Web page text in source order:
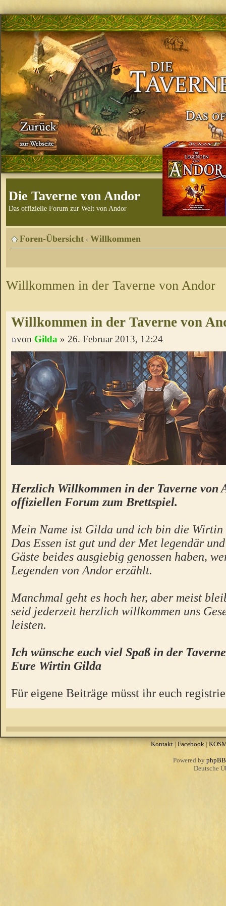
Die Taverne von Andor
Das offizielle Forum zur Welt von Andor
Foren-Übersicht ‹ Willkommen
Willkommen in der Taverne von Andor
Willkommen in der Taverne von
von Gilda » 26. Februar 2013, 12:24
Herzlich Willkommen in der Taverne von
offiziellen Forum zum Brettspiel.
Mein Name ist Gilda und ich bin die Wirtin
Das Essen ist gut und der Met legendär
Gäste beides ausgiebig genossen haben,
Legenden von Andor erzählt.
Manchmal geht es hoch her, aber meist
seid jederzeit herzlich willkommen uns
leisten.
Ich wünsche euch viel Spaß in der
Eure Wirtin Gilda
Für eigene Beiträge müsst ihr euch
Kontakt| Facebook |
Powered by phpBB
Deutsche